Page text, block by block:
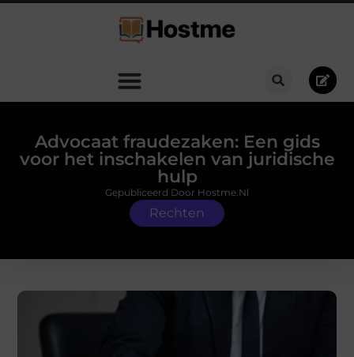
Advocaat fraudezaken: Een gids
voor het inschakelen van juridische
hulp
Rechten
Gepubliceerd Door Hostme.nl